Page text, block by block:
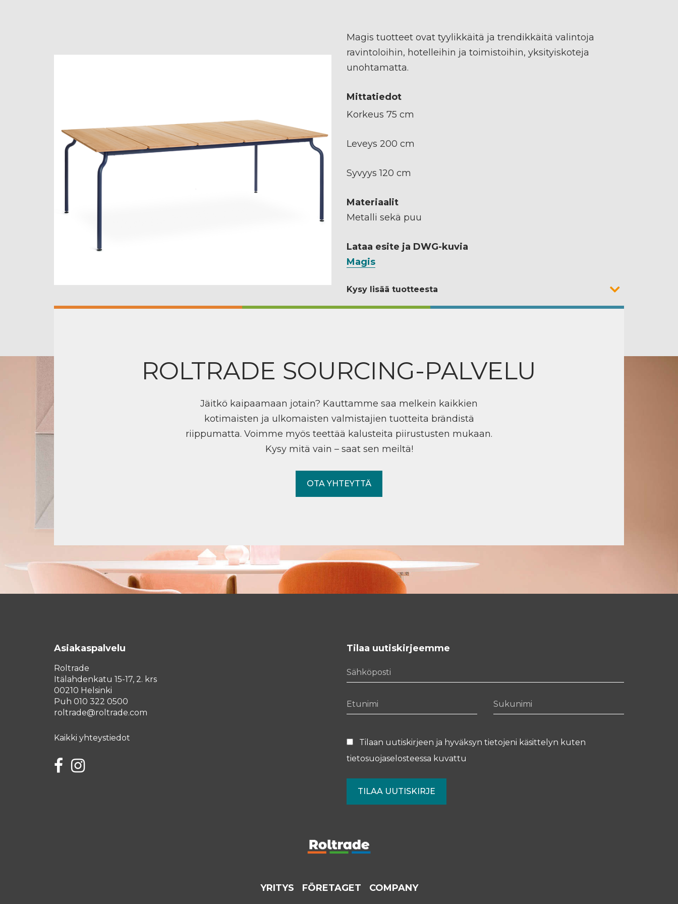
Magis tuotteet ovat tyylikkäitä ja trendikkäitä valintoja
ravintoloihin, hotelleihin ja toimistoihin, yksityiskoteja
unohtamatta.
Mittatiedot
Korkeus 75 cm
Leveys 200 cm
Syvyys 120 cm
Materiaalit
Metalli sekä puu
Lataa esite ja DWG-kuvia
Magis
Kysy lisää tuotteesta
ROLTRADE SOURCING-PALVELU
Jäitkö kaipaamaan jotain? Kauttamme saa melkein kaikkien
kotimaisten ja ulkomaisten valmistajien tuotteita brändistä
riippumatta. Voimme myös teettää kalusteita piirustusten mukaan.
Kysy mitä vain – saat sen meiltä!
OTA YHTEYTTÄ
Asiakaspalvelu
Roltrade
Itälahdenkatu 15-17, 2. krs
00210 Helsinki
Puh 010 322 0500
roltrade@roltrade.com
Kaikki yhteystiedot
FacebookInstagram
Tilaa uutiskirjeemme
Tilaan uutiskirjeen ja hyväksyn tietojeni käsittelyn kuten
tietosuojaselosteessa kuvattu
YRITYS FÖRETAGET COMPANY